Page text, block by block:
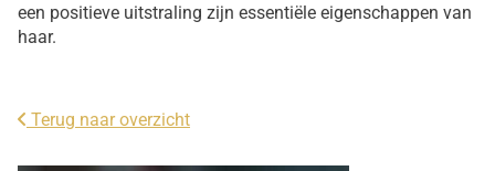
een positieve uitstraling zijn essentiële eigenschappen van
haar.
Terug naar overzicht